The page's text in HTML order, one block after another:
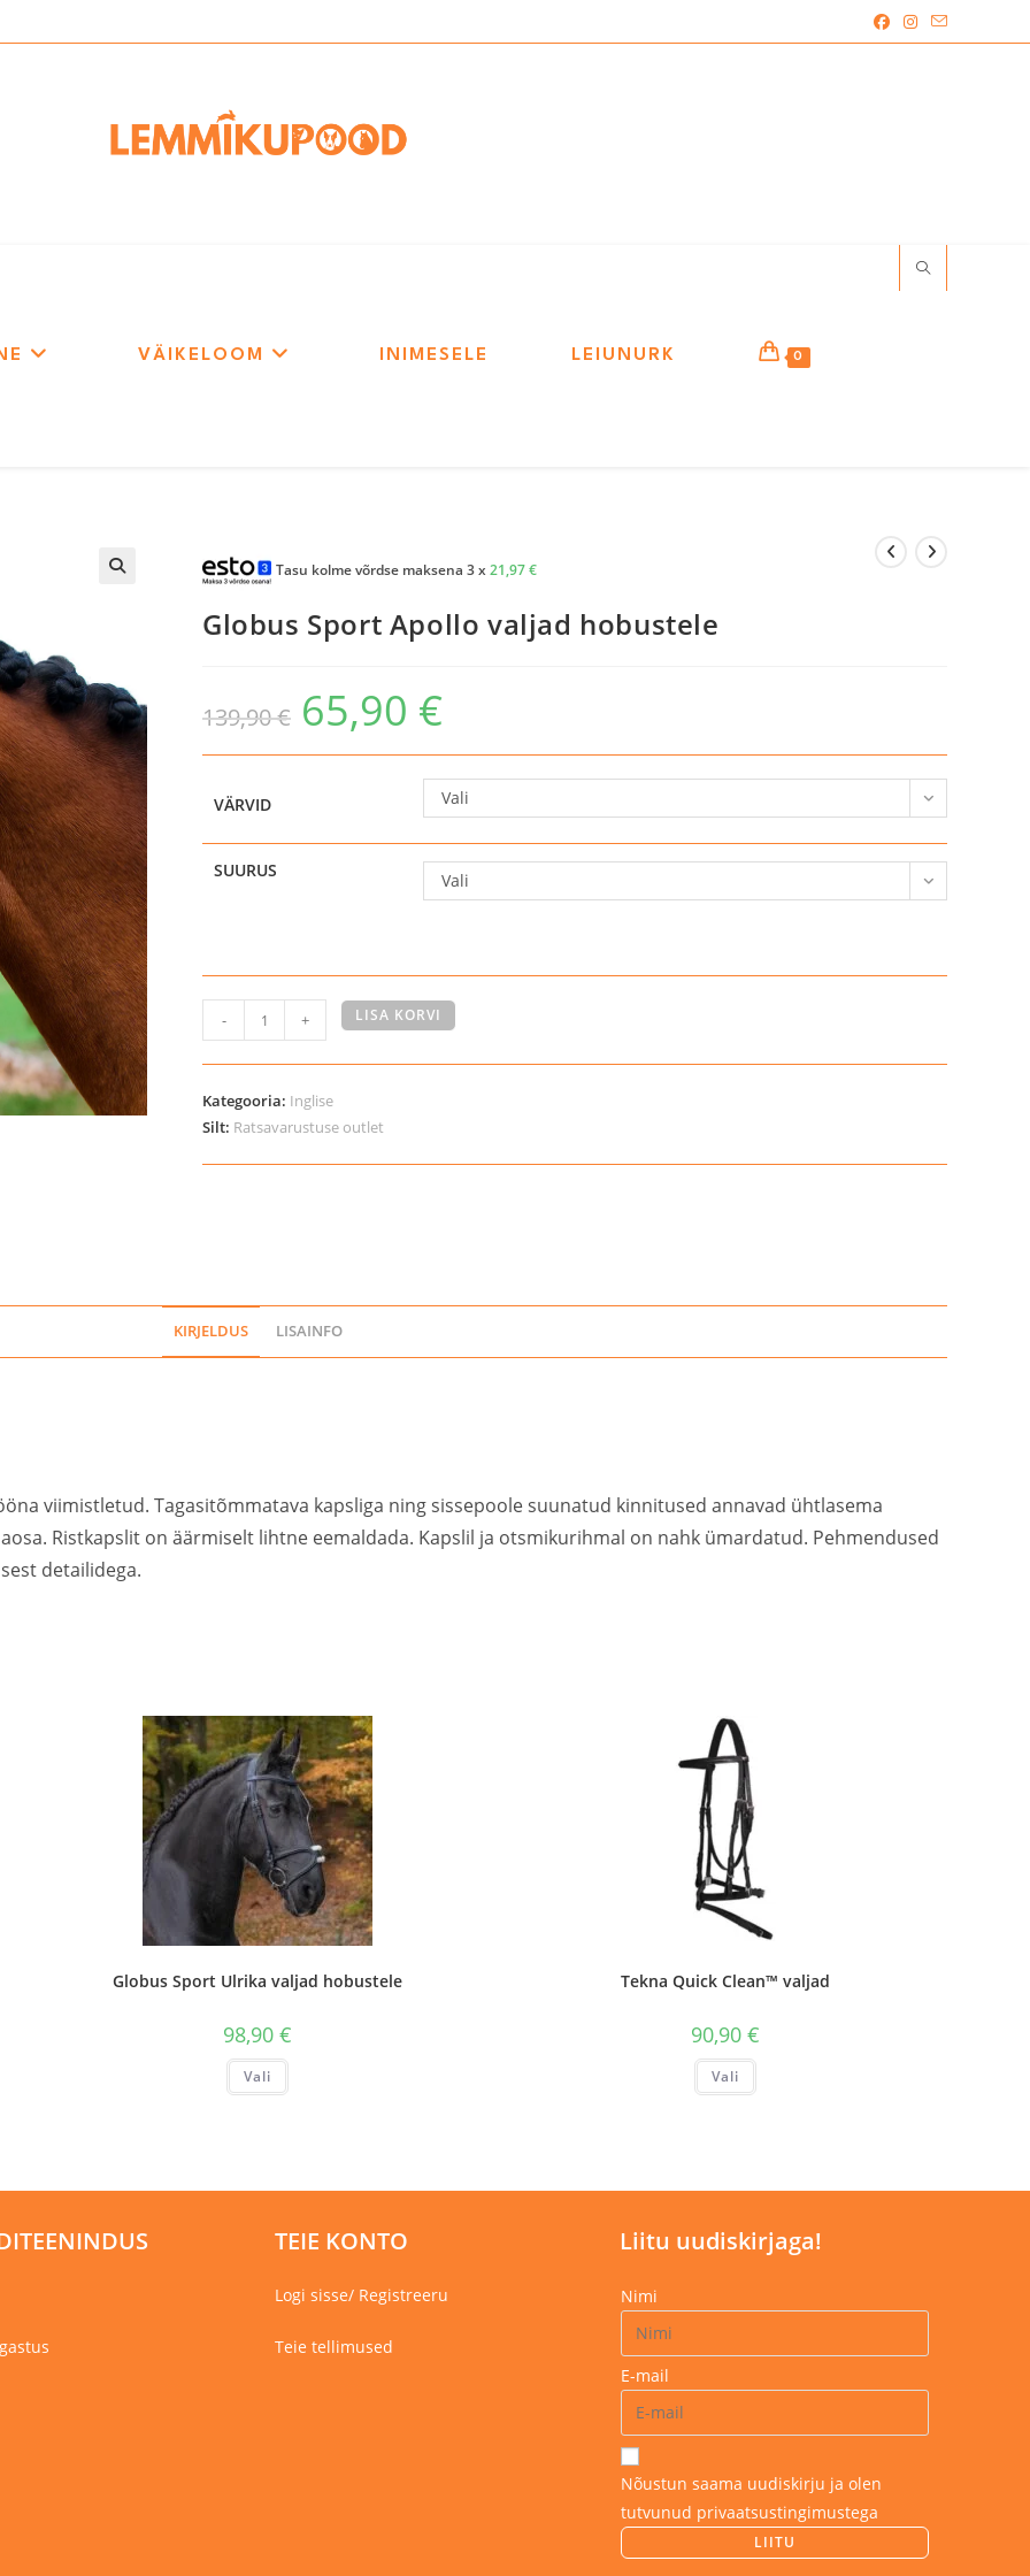
VÄIKELOOM INIMESELE LEIUNURK 0
Tasu kolme võrdse maksena 3 x21,97€
Globus Sport Apollo valjad hobustele
139,90€
Algne
hind
oli:
65,90 €
VÄRVID Vali
SUURUS Vali
Sport
Apollo
valjad
hobustele
- + LISA KORVI
Kategooria: Inglise
Silt: Ratsavarustuse outlet
KIRJELDUS LISAINFO
viimistletud. Tagasitõmmatava kapsliga ning sissepoole suunatud kinnitused annavad ühtlasema
Ristkapslit on äärmiselt lihtne eemaldada. Kapslil ja otsmikurihmal on nahk ümardatud. Pehmendused
detailidega.
Globus Sport Ulrika valjad hobustele
98,90 €
Vali
Sellel
tootelehel.
Tekna Quick Clean™ valjad
90,90 €
Vali
Sellel
tootelehel.
TEIE KONTO
Logi sisse/ Registreeru
Teie tellimused
Liitu uudiskirjaga!
Nimi
E-mail
Nõustun saama uudiskirju ja olen
tutvunud privaatsustingimustega